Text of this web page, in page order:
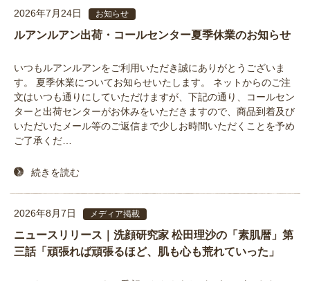
2026年7月24日 お知らせ
ルアンルアン出荷・コールセンター夏季休業のお知らせ
いつもルアンルアンをご利用いただき誠にありがとうございま
す。 夏季休業についてお知らせいたします。 ネットからのご注
文はいつも通りにしていただけますが、下記の通り、コールセン
ターと出荷センターがお休みをいただきますので、商品到着及び
いただいたメール等のご返信まで少しお時間いただくことを予め
ご了承くだ…
続きを読む
2026年8月7日 メディア掲載
ニュースリリース｜洗顔研究家 松田理沙の「素肌暦」第
三話「頑張れば頑張るほど、肌も心も荒れていった」